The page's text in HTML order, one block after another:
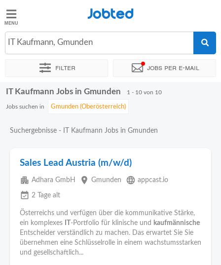
Jobted
Jobs
Jobted
IT Kaufmann, Gmunden
Filter Jobs per e-mail
Sortieren nach Genauer Standort Personaldienstleister
IT Kaufmann Jobs in Gmunden 1 - 10 von 10
Jobs suchen in
Suchergebnisse - IT Kaufmann Jobs in Gmunden
Sales Lead Austria (m/w/d)
apartment Adhara GmbH place Gmunden language appcast.io
event_available 2 Tage alt
Österreichs und verfügen über die kommunikative Stärke,
ein komplexes
-Portfolio für klinische und kaufmännische
Entscheider verständlich zu machen. Das erwartet Sie Sie
übernehmen eine Schlüsselrolle in einem wachstumsstarken
und gesellschaftlich...